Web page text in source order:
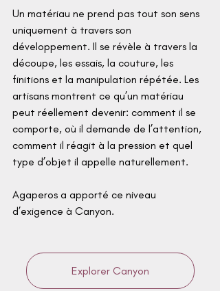
Un matériau ne prend pas tout son sens
uniquement à travers son
développement. Il se révèle à travers la
découpe, les essais, la couture, les
finitions et la manipulation répétée. Les
artisans montrent ce qu’un matériau
peut réellement devenir: comment il se
comporte, où il demande de l’attention,
comment il réagit à la pression et quel
type d’objet il appelle naturellement.
Agaperos a apporté ce niveau
d’exigence à Canyon.
Explorer Canyon